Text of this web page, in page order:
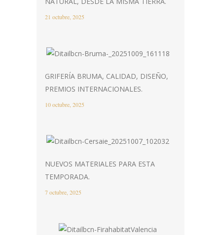
21 octubre, 2025
GRIFERÍA BRUMA, CALIDAD, DISEÑO,
PREMIOS INTERNACIONALES.
10 octubre, 2025
NUEVOS MATERIALES PARA ESTA
TEMPORADA.
7 octubre, 2025